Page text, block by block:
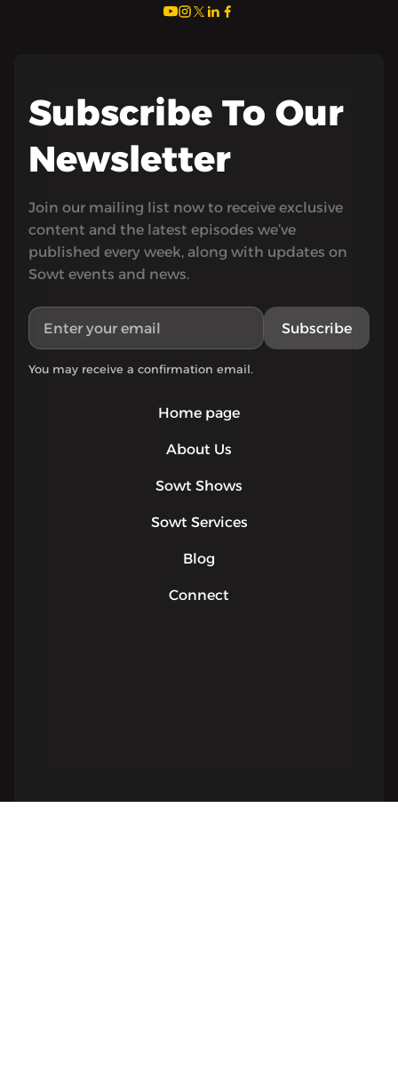
Home page
About Us
Sowt Shows
Sowt Services
Blog
Connect
Subscribe To Our
Newsletter
Join our mailing list now to receive exclusive
content and the latest episodes we’ve
published every week, along with updates on
Sowt events and news.
Subscribe
You may receive a confirmation email.